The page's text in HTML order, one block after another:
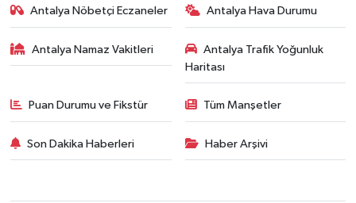
Antalya Nöbetçi Eczaneler Antalya Hava Durumu
Antalya Namaz Vakitleri
Antalya Trafik Yoğunluk
Haritası
Puan Durumu ve Fikstür Tüm Manşetler
Son Dakika Haberleri Haber Arşivi